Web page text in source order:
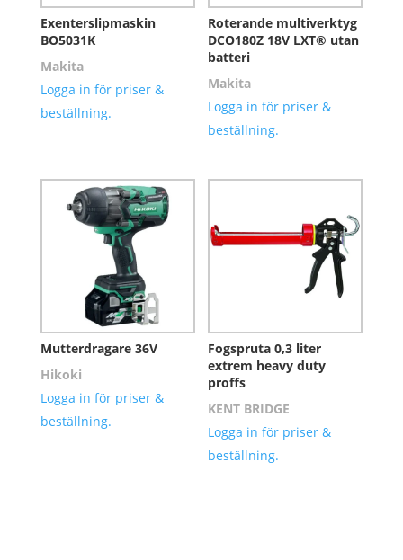
Exenterslipmaskin
BO5031K
Makita
Logga in för priser &
beställning.
Roterande multiverktyg
DCO180Z 18V LXT® utan
batteri
Makita
Logga in för priser &
beställning.
Mutterdragare 36V
Hikoki
Logga in för priser &
beställning.
Fogspruta 0,3 liter
extrem heavy duty
proffs
KENT BRIDGE
Logga in för priser &
beställning.